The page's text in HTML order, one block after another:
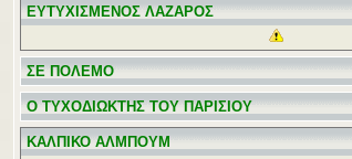
ΕΥΤΥΧΙΣΜΕΝΟΣ ΛΑΖΑΡΟΣ
ΣΕ ΠΟΛΕΜΟ
Ο ΤΥΧΟΔΙΩΚΤΗΣ ΤΟΥ ΠΑΡΙΣΙΟΥ
ΚΑΛΠΙΚΟ ΑΛΜΠΟΥΜ